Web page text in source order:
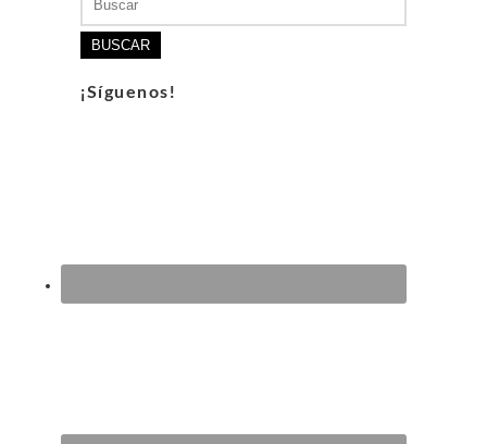
¡Síguenos!